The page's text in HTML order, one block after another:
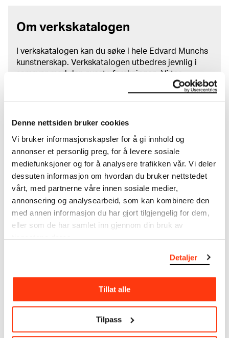
Denne nettsiden bruker cookies
Vi bruker informasjonskapsler for å gi innhold og
annonser et personlig preg, for å levere sosiale
mediefunksjoner og for å analysere trafikken vår. Vi deler
dessuten informasjon om hvordan du bruker nettstedet
vårt, med partnerne våre innen sosiale medier,
annonsering og analysearbeid, som kan kombinere den
med annen informasjon du har gjort tilgjengelig for dem,
eller som de har samlet inn gjennom din bruk av
tjenestene deres.
Detaljer
Tillat alle
Tilpass
Om verkskatalogen
I verkskatalogen kan du søke i hele Edvard Munchs
kunstnerskap. Verkskatalogen utbedres jevnlig i
samsvar med den nyeste forskningen. Vi tar
museumsobjekter, inkludert nærmere 27 000 unike
somEdvard Munchtestamenterte til Oslo
kommune i 1940, rommer museet også samlingene
til Rolf Stenersen, Amaldus Nielsen og Ludvig O.
Ravensberg.
Merom MUNCHssamling
Les mer om bruk av våre avfotograferinger og
Den digitale tilgjengeliggjøringen av museets
samling og katalogen over Edvard Munchs
komplette kunstnerskap er støttet